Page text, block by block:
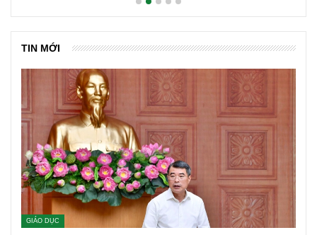
TIN MỚI
GIÁO DỤC